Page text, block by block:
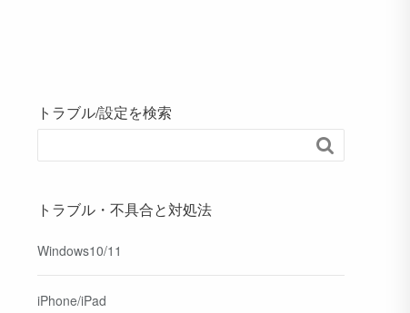
トラブル/設定を検索

トラブル・不具合と対処法
Windows10/11
iPhone/iPad